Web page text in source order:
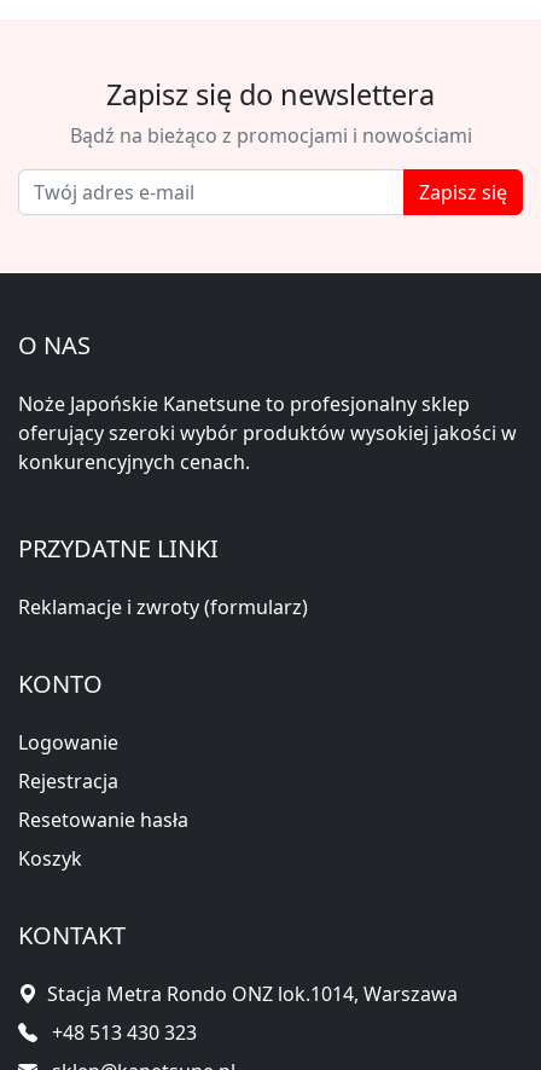
Zapisz się do newslettera
Bądź na bieżąco z promocjami i nowościami
Zapisz się
O NAS
Noże Japońskie Kanetsune to profesjonalny sklep
oferujący szeroki wybór produktów wysokiej jakości w
konkurencyjnych cenach.
PRZYDATNE LINKI
Reklamacje i zwroty (formularz)
KONTO
Logowanie
Rejestracja
Resetowanie hasła
Koszyk
KONTAKT
Stacja Metra Rondo ONZ lok.1014, Warszawa
+48 513 430 323